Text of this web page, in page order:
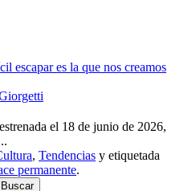
escapar es la que nos creamos
el 18 de junio de 2026,
, Tendencias y etiquetada
permanente.